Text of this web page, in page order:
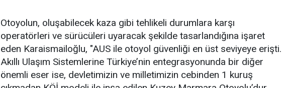
Otoyolun, oluşabilecek kaza gibi tehlikeli durumlara karşı
operatörleri ve sürücüleri uyaracak şekilde tasarlandığına işaret
eden Karaismailoğlu, "AUS ile otoyol güvenliği en üst seviyeye erişti.
Akıllı Ulaşım Sistemlerine Türkiye’nin entegrasyonunda bir diğer
önemli eser ise, devletimizin ve milletimizin cebinden 1 kuruş